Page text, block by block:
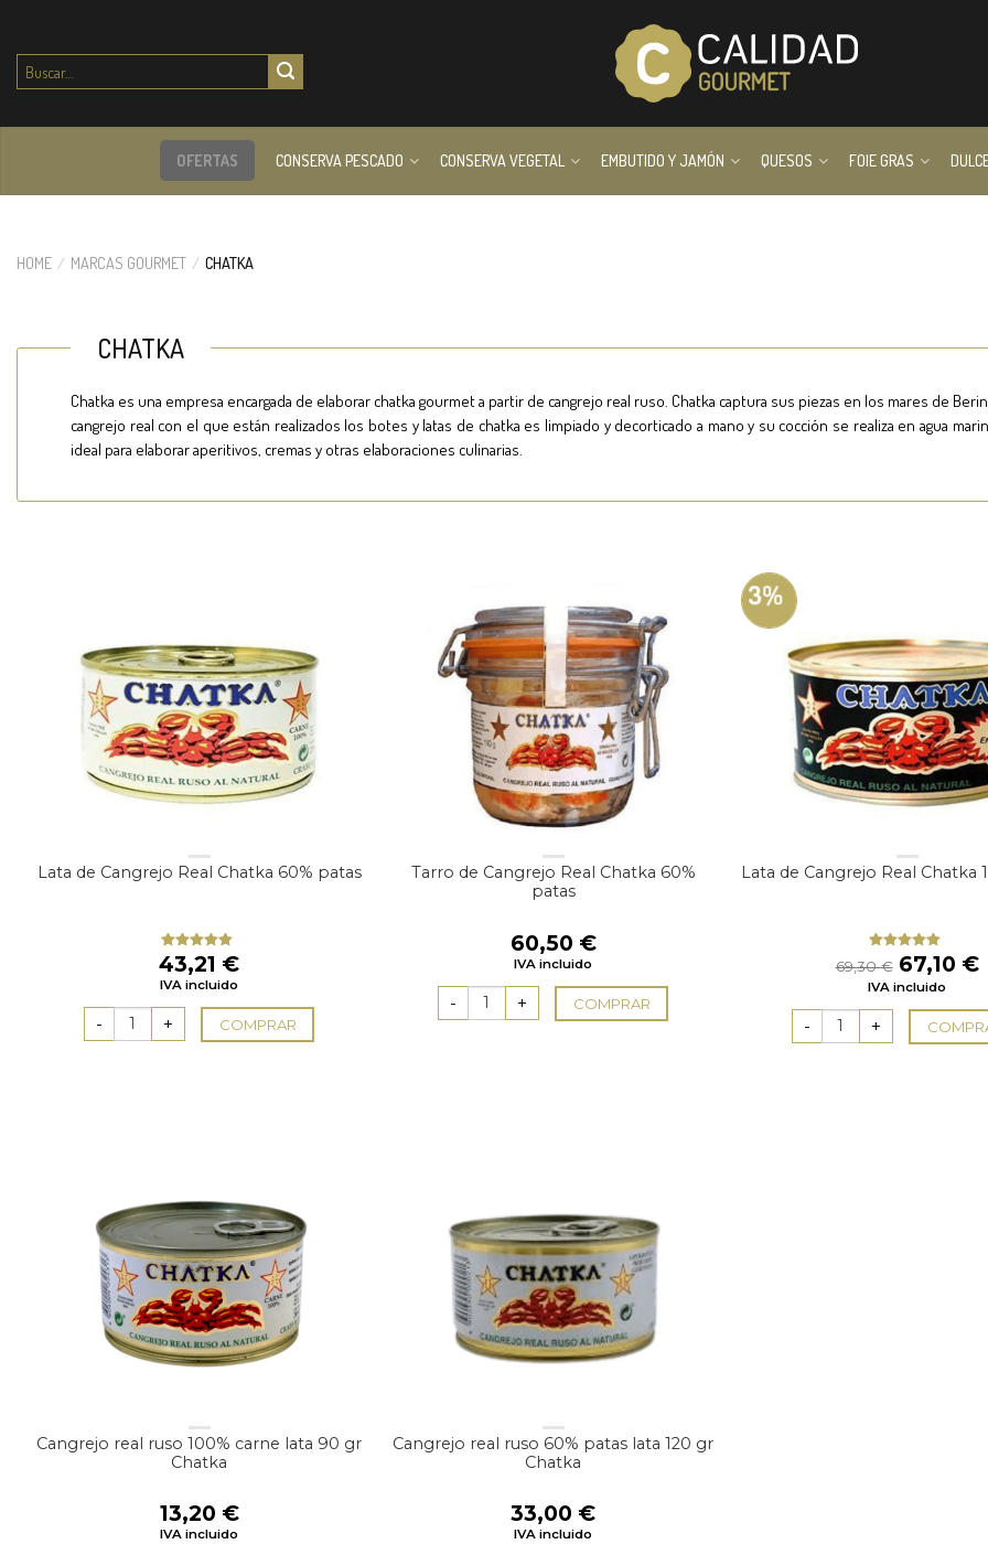
Buscar
por:
OFERTAS CONSERVA PESCADO CONSERVA VEGETAL EMBUTIDO Y JAMÓN QUESOS FOIE GRAS
HOME / MARCAS GOURMET / CHATKA
CHATKA
Chatka es una empresa encargada de elaborar chatka gourmet a partir de cangrejo real ruso. Chatka captura sus piezas en los mares de
cangrejo real con el que están realizados los botes y latas de chatka es limpiado y decorticado a mano y su cocción se realiza en agua
ideal para elaborar aperitivos, cremas y otras elaboraciones culinarias.
Lata de Cangrejo Real Chatka 60% patas
Valorado
con5.00
de
5
43,21 €
IVA incluido
COMPRAR
Tarro de Cangrejo Real Chatka 60%
patas
60,50 €
IVA incluido
COMPRAR
3%
Lata de Cangrejo Real Chatka
Valorado
con 4.75
de 5
69,30€ El
precio
original
era:
69,30
67,10 €El
IVA incluido
Cangrejo real ruso 100% carne lata 90 gr
Chatka
13,20 €
IVA incluido
Cangrejo real ruso 60% patas lata 120 gr
Chatka
33,00 €
IVA incluido